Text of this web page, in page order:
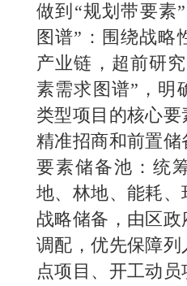
做到“规划带要素
图谱”：围绕战略
产业链，超前研
素需求图谱”，明
类型项目的核心
精准招商和前置
要素储备池：统
地、林地、能耗
战略储备，由区
调配，优先保障
点项目、开工动